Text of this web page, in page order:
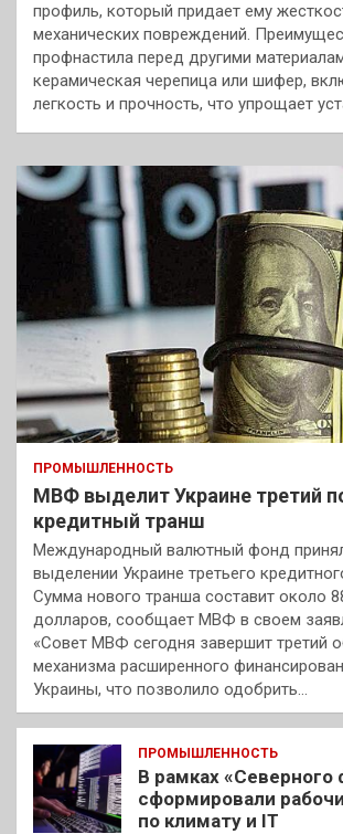
профиль, который придает ему
механических повреждений.
профнастила перед другими
керамическая черепица или шифер,
легкость и прочность, что упрощает
ПРОМЫШЛЕННОСТЬ
МВФ выделит Украине третий
кредитный транш
Международный валютный фонд
выделении Украине третьего
Сумма нового транша составит около
долларов, сообщает МВФ в своем
«Совет МВФ сегодня завершит третий
механизма расширенного
Украины, что позволило одобрить…
ПРОМЫШЛЕННОСТЬ
В рамках «Северного
сформировали
по климату и IT